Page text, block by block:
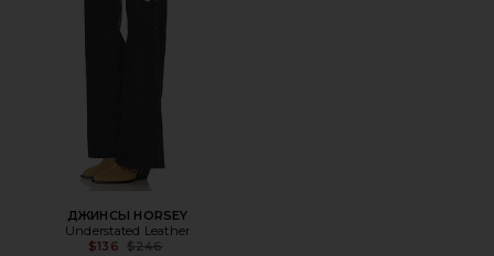
ДЖИНСЫ HORSEY
Understated Leather
$136 Previous price:
$246